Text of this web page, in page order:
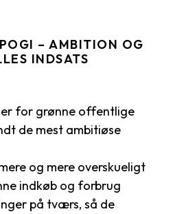
– AMBITION OG
INDSATS
for grønne offentlige
de mest ambitiøse
og mere overskueligt
indkøb og forbrug
på tværs, så de